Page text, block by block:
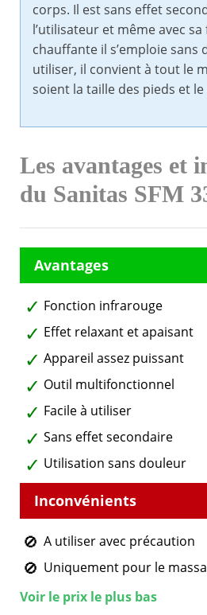
corps. Il est sans effet
l’utilisateur et même avec
chauffante il s’emploie sans
utiliser, il convient à tout le
soient la taille des pieds et
Les avantages et
du Sanitas SFM
Fonction infrarouge
Effet relaxant et apaisant
Appareil assez puissant
Outil multifonctionnel
Facile à utiliser
Sans effet secondaire
Utilisation sans douleur
A utiliser avec précaution
Uniquement pour le
Voir le prix le plus bas